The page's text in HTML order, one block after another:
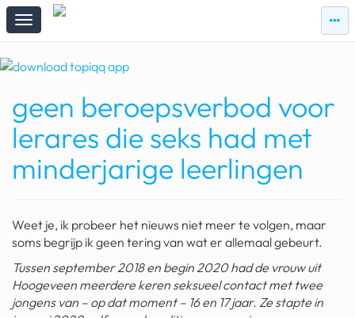
zie
topiqqs
zie
#vandaag
Topiqqs Reacties
spelen bij beelen
ark van noach
fomo
21.4 procent btw
deepseek
geen beroepsverbod voor
lerares die seks had met
minderjarige leerlingen
Weet je, ik probeer het nieuws niet meer te volgen, maar
soms begrijp ik geen tering van wat er allemaal gebeurt.
Tussen september 2018 en begin 2020 had de vrouw uit
Hoogeveen meerdere keren seksueel contact met twee
jongens van – op dat moment – 16 en 17 jaar. Ze stapte in